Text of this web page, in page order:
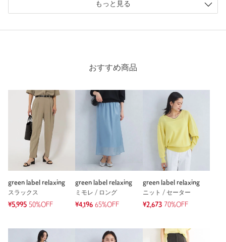
投稿日： 2025年5月8日
購入サイズ：S(36)
｜
購入カラー：NAVY
青っぽいネイビーが多いなか、こちらの品は黒っぽいネイビー
軽くて良いです。
性別： 女性
年代：40代前半
身長： 153cm
普段の着用サイズ：
39人が参考になったと回答
参考になった
※レビューは、個人の主観による感想・体感によるもので、商品の効果や性
もっと見る
おすすめ商品
green label relaxing
スラックス
¥5,995 50%OFF
green label relaxing
ミモレ / ロング
¥4,196 65%OFF
green label relaxing
ニット / セーター
¥2,673 70%OFF